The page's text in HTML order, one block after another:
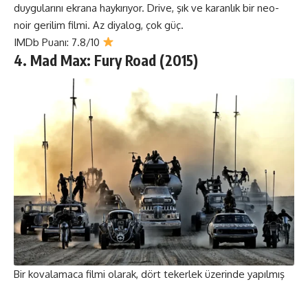
duygularını ekrana haykırıyor. Drive, şık ve karanlık bir neo-
noir gerilim filmi. Az diyalog, çok güç.
IMDb Puanı: 7.8/10
4. Mad Max: Fury Road (2015)
Bir kovalamaca filmi olarak, dört tekerlek üzerinde yapılmış